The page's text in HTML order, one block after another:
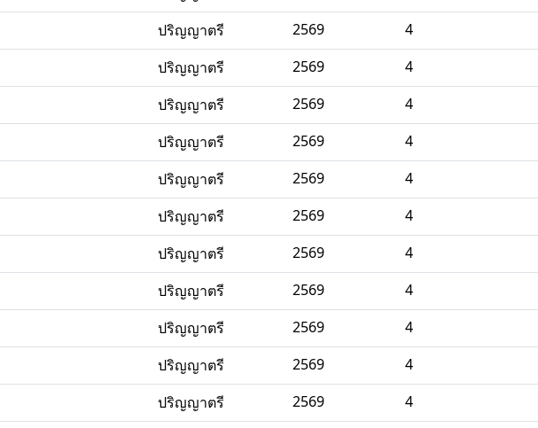
ปริญญาตรี 2569
4
ปริญญาตรี 2569
4
ปริญญาตรี 2569
4
ปริญญาตรี 2569
4
ปริญญาตรี 2569
4
ปริญญาตรี 2569
4
ปริญญาตรี 2569
4
ปริญญาตรี 2569
4
ปริญญาตรี 2569
4
ปริญญาตรี 2569
4
ปริญญาตรี 2569
4